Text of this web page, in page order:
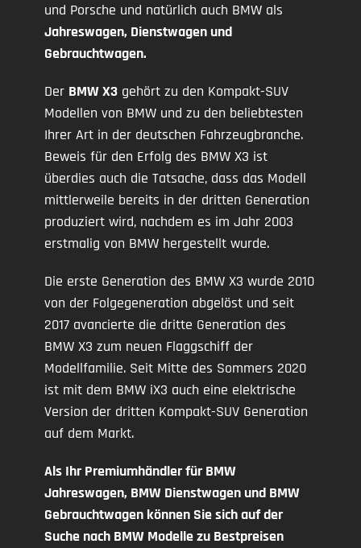
und Porsche und natürlich auch BMW als
Jahreswagen, Dienstwagen und
Gebrauchtwagen.
Der BMW X3 gehört zu den Kompakt-SUV
Modellen von BMW und zu den beliebtesten
Ihrer Art in der deutschen Fahrzeugbranche.
Beweis für den Erfolg des BMW X3 ist
überdies auch die Tatsache, dass das Modell
mittlerweile bereits in der dritten Generation
produziert wird, nachdem es im Jahr 2003
erstmalig von BMW hergestellt wurde.
Die erste Generation des BMW X3 wurde 2010
von der Folgegeneration abgelöst und seit
2017 avancierte die dritte Generation des
BMW X3 zum neuen Flaggschiff der
Modellfamilie. Seit Mitte des Sommers 2020
ist mit dem BMW iX3 auch eine elektrische
Version der dritten Kompakt-SUV Generation
auf dem Markt.
Als Ihr Premiumhändler für BMW
Jahreswagen, BMW Dienstwagen und BMW
Gebrauchtwagen können Sie sich auf der
Suche nach BMW Modelle zu Bestpreisen